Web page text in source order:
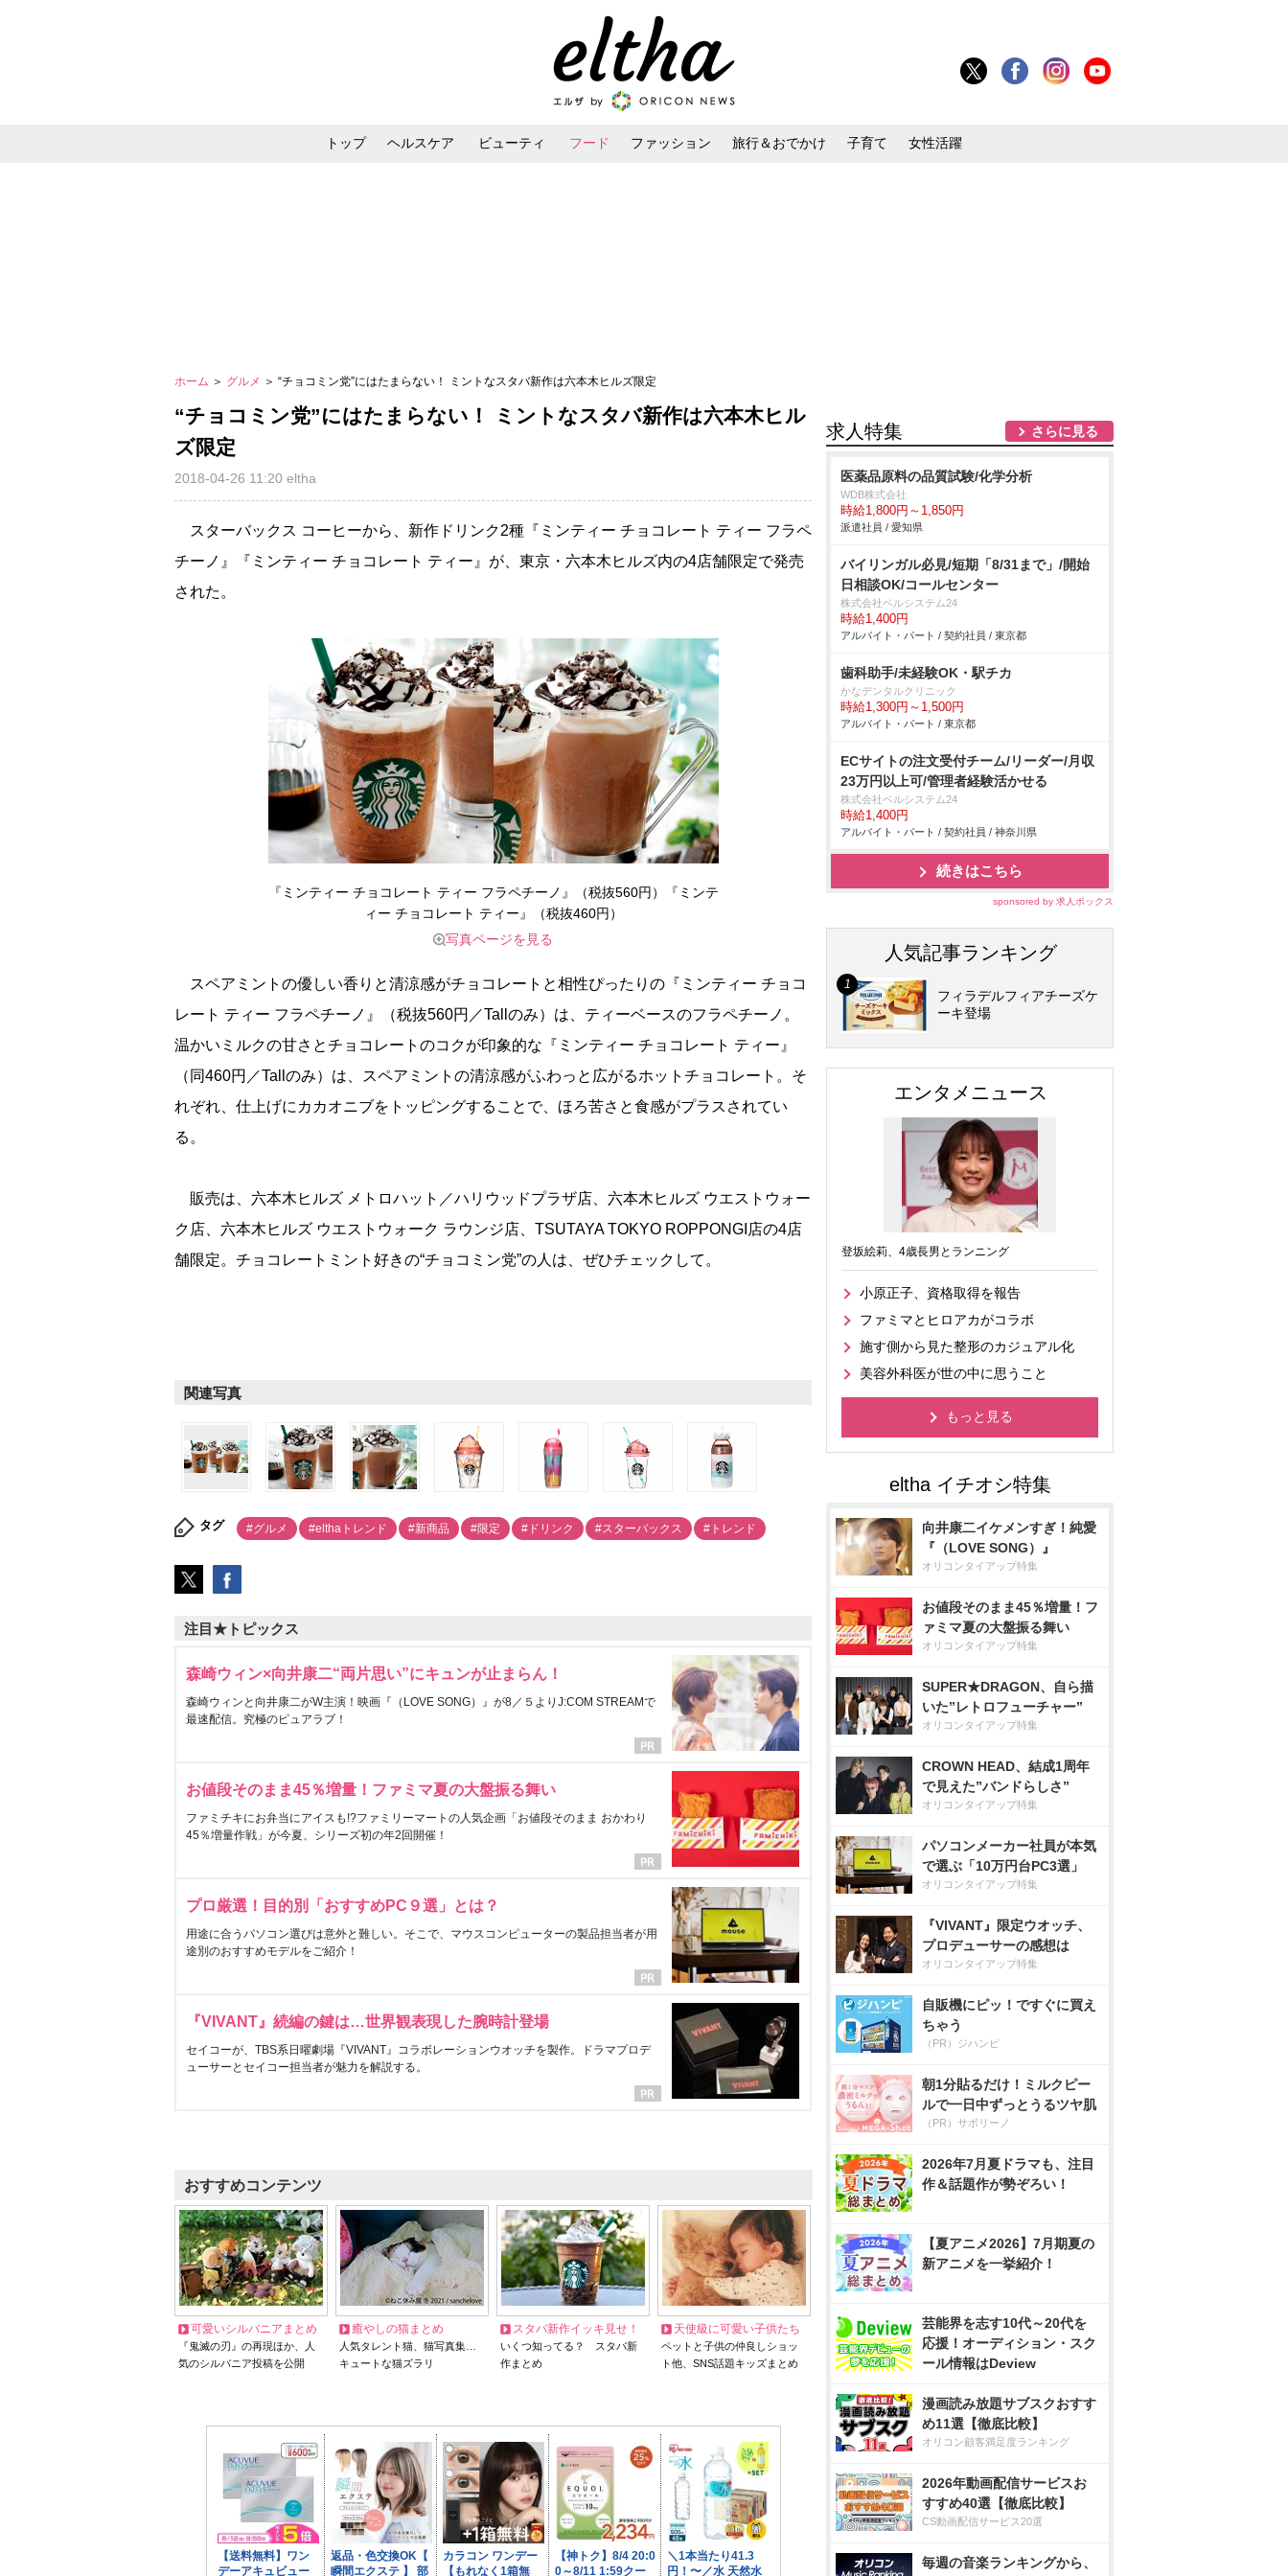
トップ ヘルスケア ビューティ フード ファッション 旅行＆おでかけ 子育て 女性活躍
ホーム ＞ グルメ ＞ “チョコミン党”にはたまらない！ ミントなスタバ新作は六本木ヒルズ限定
“チョコミン党”にはたまらない！ ミントなスタバ新作は六本木ヒル
ズ限定
2018-04-26 11:20 eltha
スターバックス コーヒーから、新作ドリンク2種『ミンティー チョコレート ティー フラペ
チーノ』『ミンティー チョコレート ティー』が、東京・六本木ヒルズ内の4店舗限定で発売
された。
『ミンティー チョコレート ティー フラペチーノ』（税抜560円）『ミンテ
ィー チョコレート ティー』（税抜460円）
写真ページを見る
スペアミントの優しい香りと清涼感がチョコレートと相性ぴったりの『ミンティー チョコ
レート ティー フラペチーノ』（税抜560円／Tallのみ）は、ティーベースのフラペチーノ。
温かいミルクの甘さとチョコレートのコクが印象的な『ミンティー チョコレート ティー』
（同460円／Tallのみ）は、スペアミントの清涼感がふわっと広がるホットチョコレート。そ
れぞれ、仕上げにカカオニブをトッピングすることで、ほろ苦さと食感がプラスされてい
る。
販売は、六本木ヒルズ メトロハット／ハリウッドプラザ店、六本木ヒルズ ウエストウォー
ク店、六本木ヒルズ ウエストウォーク ラウンジ店、TSUTAYA TOKYO ROPPONGI店の4店
舗限定。チョコレートミント好きの“チョコミン党”の人は、ぜひチェックして。
関連写真
タグ #グルメ #elthaトレンド #新商品 #限定 #ドリンク #スターバックス #トレンド
注目★トピックス
森崎ウィン×向井康二“両片思い”にキュンが止まらん！
森崎ウィンと向井康二がW主演！映画『（LOVE SONG）』が8／５よりJ:COM STREAMで
最速配信。究極のピュアラブ！
お値段そのまま45％増量！ファミマ夏の大盤振る舞い
ファミチキにお弁当にアイスも!?ファミリーマートの人気企画「お値段そのまま おかわり
45％増量作戦」が今夏、シリーズ初の年2回開催！
プロ厳選！目的別「おすすめPC９選」とは？
用途に合うパソコン選びは意外と難しい。そこで、マウスコンピューターの製品担当者が用
途別のおすすめモデルをご紹介！
『VIVANT』続編の鍵は…世界観表現した腕時計登場
セイコーが、TBS系日曜劇場『VIVANT』コラボレーションウオッチを製作。ドラマプロデ
ューサーとセイコー担当者が魅力を解説する。
おすすめコンテンツ
可愛いシルバニアまとめ
『鬼滅の刃』の再現ほか、人
気のシルバニア投稿を公開
癒やしの猫まとめ
人気タレント猫、猫写真集…
キュートな猫ズラリ
スタバ新作イッキ見せ！
いくつ知ってる？ スタバ新
作まとめ
天使級に可愛い子供たち
ペットと子供の仲良しショッ
ト他、SNS話題キッズまとめ
求人特集 さらに見る
医薬品原料の品質試験/化学分析
WDB株式会社
時給1,800円～1,850円
派遣社員 / 愛知県
バイリンガル必見/短期「8/31まで」/開始
日相談OK/コールセンター
株式会社ベルシステム24
時給1,400円
アルバイト・パート / 契約社員 / 東京都
歯科助手/未経験OK・駅チカ
かなデンタルクリニック
時給1,300円～1,500円
アルバイト・パート / 東京都
ECサイトの注文受付チーム/リーダー/月収
23万円以上可/管理者経験活かせる
株式会社ベルシステム24
時給1,400円
アルバイト・パート / 契約社員 / 神奈川県
続きはこちら
sponsored by 求人ボックス
人気記事ランキング
フィラデルフィアチーズケ
ーキ登場
エンタメニュース
登坂絵莉、4歳長男とランニング
小原正子、資格取得を報告
ファミマとヒロアカがコラボ
施す側から見た整形のカジュアル化
美容外科医が世の中に思うこと
もっと見る
向井康二イケメンすぎ！純愛
『（LOVE SONG）』
オリコンタイアップ特集
お値段そのまま45％増量！フ
ァミマ夏の大盤振る舞い
オリコンタイアップ特集
SUPER★DRAGON、自ら描
いた”レトロフューチャー”
オリコンタイアップ特集
CROWN HEAD、結成1周年
で見えた”バンドらしさ”
オリコンタイアップ特集
パソコンメーカー社員が本気
で選ぶ「10万円台PC3選」
オリコンタイアップ特集
『VIVANT』限定ウオッチ、
プロデューサーの感想は
オリコンタイアップ特集
自販機にピッ！ですぐに買え
ちゃう
（PR）ジハンピ
朝1分貼るだけ！ミルクピー
ルで一日中ずっとうるツヤ肌
（PR）サボリーノ
2026年7月夏ドラマも、注目
作＆話題作が勢ぞろい！
【夏アニメ2026】7月期夏の
新アニメを一挙紹介！
芸能界を志す10代～20代を
応援！オーディション・スク
ール情報はDeview
漫画読み放題サブスクおすす
め11選【徹底比較】
オリコン顧客満足度ランキング
2026年動画配信サービスお
すすめ40選【徹底比較】
CS動画配信サービス20選
毎週の音楽ランキングから、